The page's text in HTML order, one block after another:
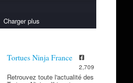
Charger plus
Tortues Ninja France
2,709
Retrouvez toute l'actualité des